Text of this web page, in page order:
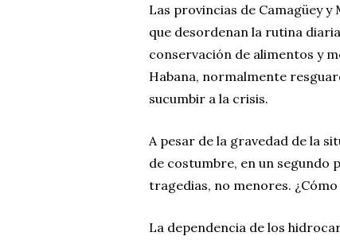
Las provincias de Camagüey
que desordenan la rutina
conservación de alimentos y
Habana, normalmente
sucumbir a la crisis.
A pesar de la gravedad de la
de costumbre, en un segundo
tragedias, no menores.
La dependencia de los